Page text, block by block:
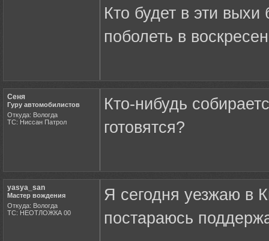
Кто будет в эти выхи
поболеть в
Сеня
Гуру автомобилистов
Откуда: Вологда
ТС: Ниссан Патрол
Кто-нибудь
готовятся?
yasya_san
Мастер вождения
Откуда: Вологда
ТС: НЕОТЛОЖКА 00
Я сегодня уезжаю в
постараюсь